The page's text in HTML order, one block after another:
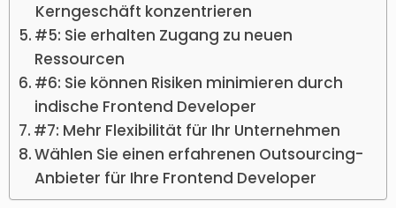
Kerngeschäft konzentrieren
#5: Sie erhalten Zugang zu neuen
Ressourcen
#6: Sie können Risiken minimieren durch
indische Frontend Developer
#7: Mehr Flexibilität für Ihr Unternehmen
Wählen Sie einen erfahrenen Outsourcing-
Anbieter für Ihre Frontend Developer